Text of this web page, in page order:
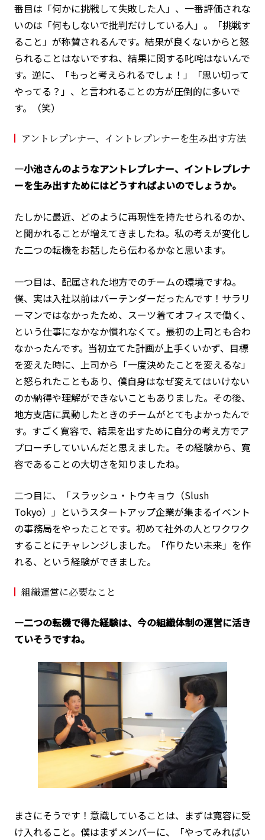
番目は「何かに挑戦して失敗した人」、一番評価されな
いのは「何もしないで批判だけしている人」。「挑戦す
ること」が称賛されるんです。結果が良くないからと怒
られることはないですね、結果に関する叱咤はないんで
す。逆に、「もっと考えられるでしょ！」「思い切って
やってる？」、と言われることの方が圧倒的に多いで
す。（笑）
アントレプレナー、イントレプレナーを生み出す方法
―小池さんのようなアントレプレナー、イントレプレナ
ーを生み出すためにはどうすればよいのでしょうか。
たしかに最近、どのように再現性を持たせられるのか、
と聞かれることが増えてきましたね。私の考えが変化し
た二つの転機をお話したら伝わるかなと思います。
一つ目は、配属された地方でのチームの環境ですね。
僕、実は入社以前はバーテンダーだったんです！サラリ
ーマンではなかったため、スーツ着てオフィスで働く、
という仕事になかなか慣れなくて。最初の上司とも合わ
なかったんです。当初立てた計画が上手くいかず、目標
を変えた時に、上司から「一度決めたことを変えるな」
と怒られたこともあり、僕自身はなぜ変えてはいけない
のか納得や理解ができないこともありました。その後、
地方支店に異動したときのチームがとてもよかったんで
す。すごく寛容で、結果を出すために自分の考え方でア
プローチしていいんだと思えました。その経験から、寛
容であることの大切さを知りましたね。
二つ目に、「スラッシュ・トウキョウ（Slush
Tokyo）」というスタートアップ企業が集まるイベント
の事務局をやったことです。初めて社外の人とワクワク
することにチャレンジしました。「作りたい未来」を作
れる、という経験ができました。
組織運営に必要なこと
―二つの転機で得た経験は、今の組織体制の運営に活き
ていそうですね。
まさにそうです！意識していることは、まずは寛容に受
け入れること。僕はまずメンバーに、「やってみればい